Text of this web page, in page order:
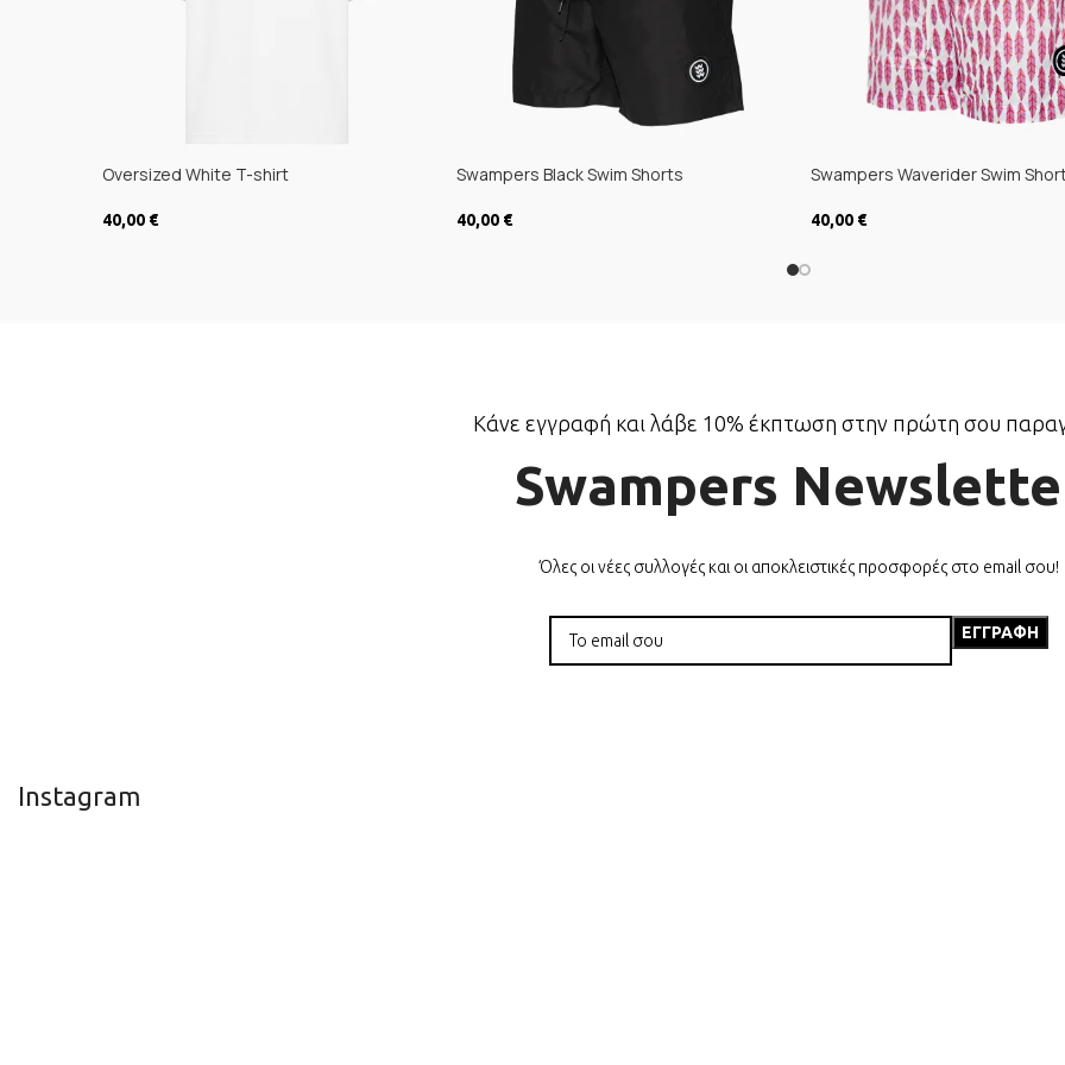
Oversized White T-shirt
40,00 €
Swampers Black Swim Shorts
40,00 €
Swampers Waverider Swim
40,00 €
Κάνε εγγραφή και λάβε 10% έκπτωση στην πρώτη σου
Swampers
Όλες οι νέες συλλογές και οι αποκλειστικές προσφορές στο email σου!
Instagram